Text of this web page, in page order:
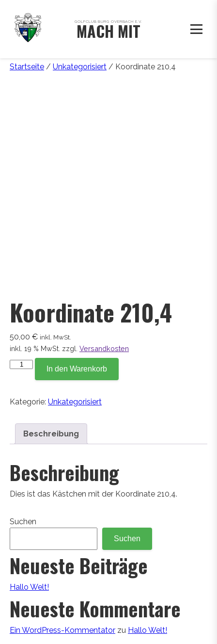
GOLFCLUB BURG OVERBACH E.V.
MACH MIT
Startseite / Unkategorisiert / Koordinate 210,4
Koordinate 210,4
50,00 € inkl. MwSt.
inkl. 19 % MwSt. zzgl. Versandkosten
Koordinate
In den Warenkorb
Kategorie: Unkategorisiert
Beschreibung
Beschreibung
Dies ist das Kästchen mit der Koordinate 210,4.
Suchen
Suchen
Neueste Beiträge
Hallo Welt!
Neueste Kommentare
Ein WordPress-Kommentator zu Hallo Welt!